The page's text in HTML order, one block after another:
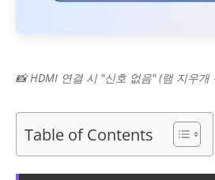
📸 HDMI 연결 시 "신호 없음" (램 지우개
Table of Contents